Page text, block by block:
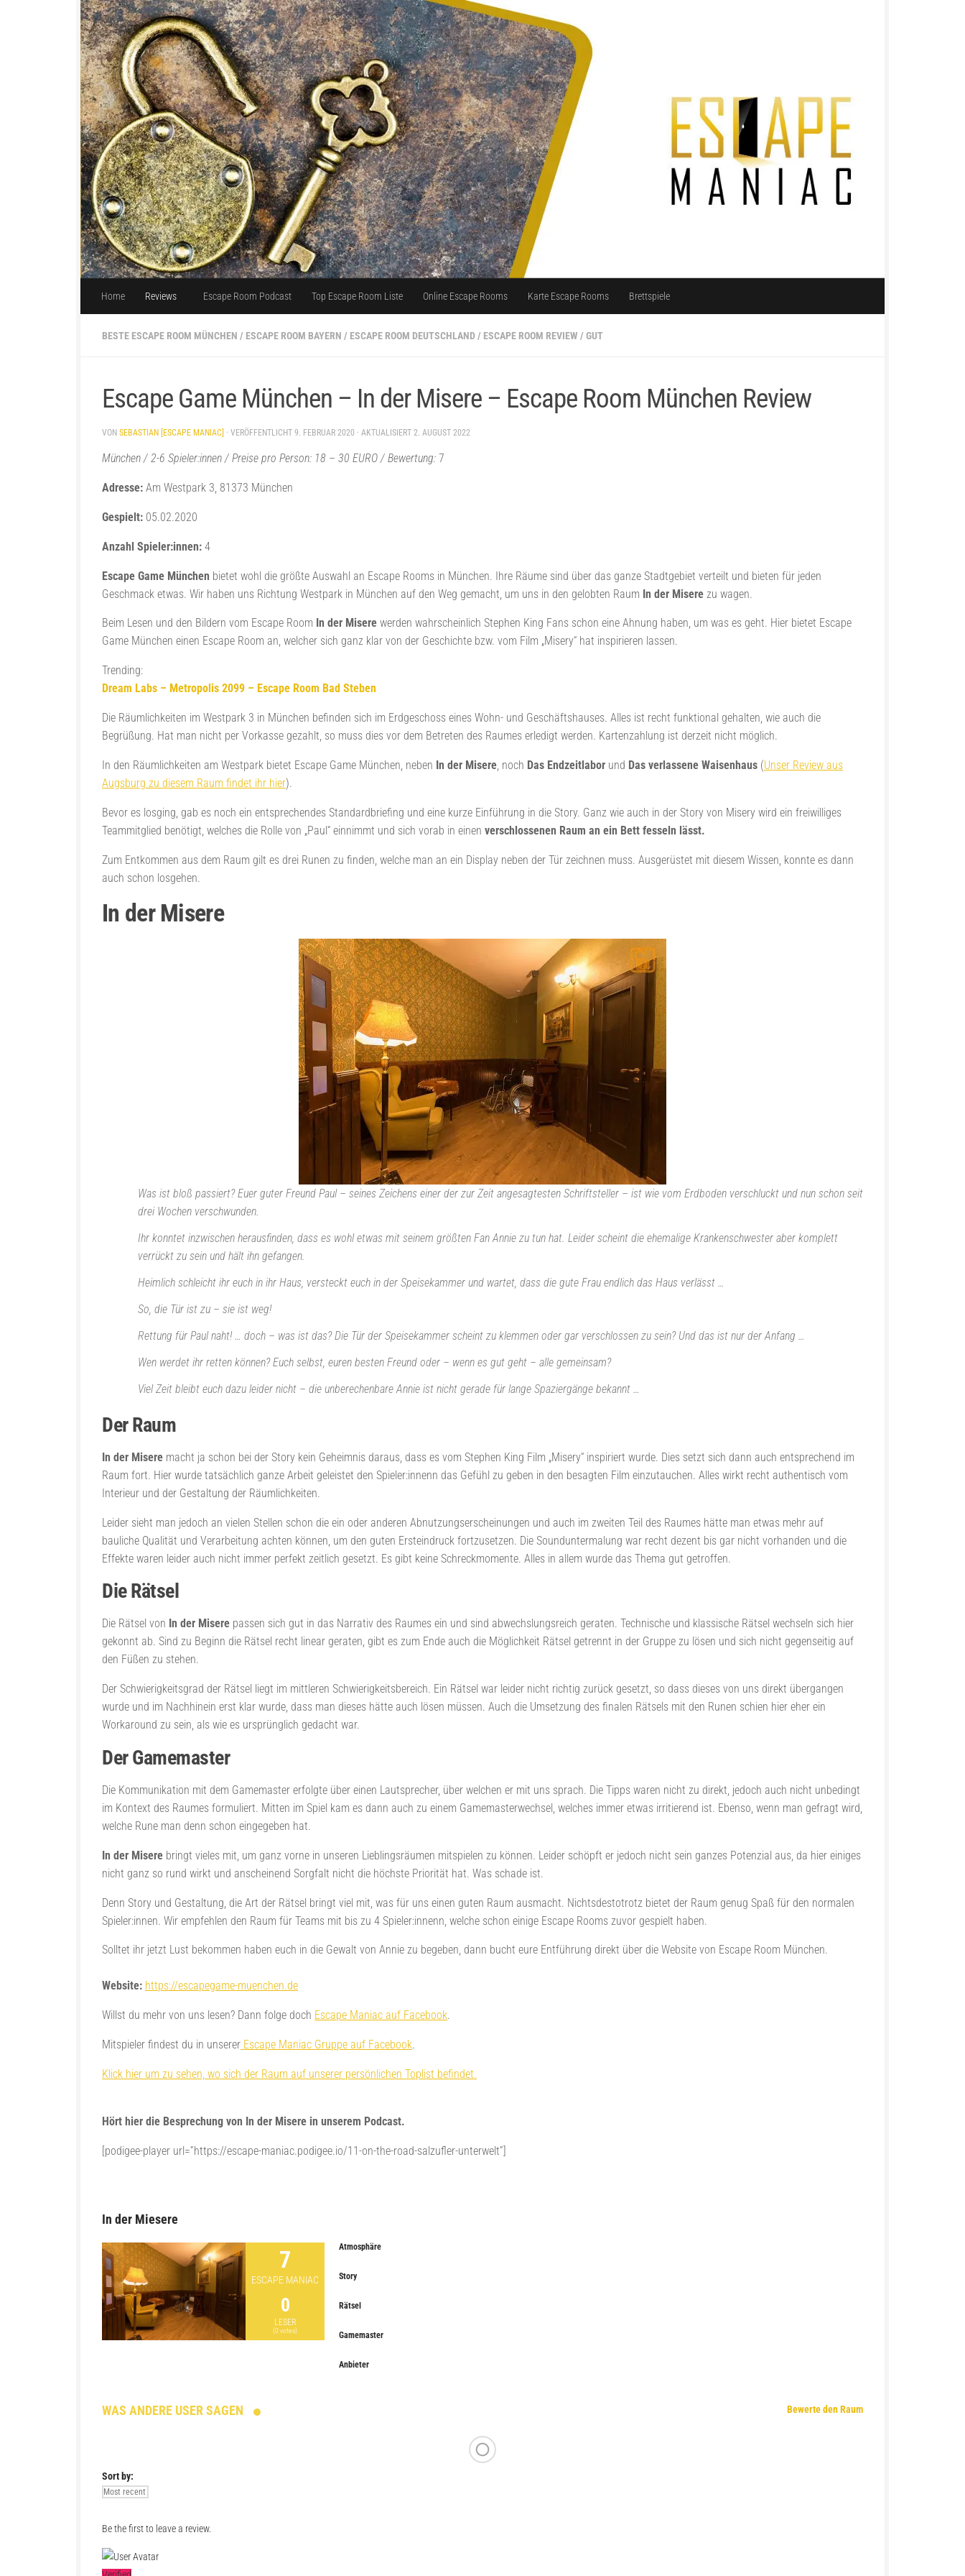
Unter dem Inhalt
Home Reviews Escape Room Podcast Top Escape Room Liste Online Escape Rooms Karte Escape Rooms Brettspiele
BESTE ESCAPE ROOM MÜNCHEN / ESCAPE ROOM BAYERN / ESCAPE ROOM DEUTSCHLAND / ESCAPE ROOM REVIEW / GUT
Escape Game München – In der Misere – Escape Room München Review
VON SEBASTIAN [ESCAPE MANIAC] · VERÖFFENTLICHT 9. FEBRUAR 2020 · AKTUALISIERT 2. AUGUST 2022
München / 2-6 Spieler:innen / Preise pro Person: 18 – 30 EURO / Bewertung: 7
Adresse: Am Westpark 3, 81373 München
Gespielt: 05.02.2020
Anzahl Spieler:innen: 4
Escape Game München bietet wohl die größte Auswahl an Escape Rooms in München. Ihre Räume sind über das ganze Stadtgebiet verteilt und bieten für jeden
Geschmack etwas. Wir haben uns Richtung Westpark in München auf den Weg gemacht, um uns in den gelobten Raum In der Misere zu wagen.
Beim Lesen und den Bildern vom Escape Room In der Misere werden wahrscheinlich Stephen King Fans schon eine Ahnung haben, um was es geht. Hier bietet Escape
Game München einen Escape Room an, welcher sich ganz klar von der Geschichte bzw. vom Film „Misery“ hat inspirieren lassen.
Trending:
Dream Labs – Metropolis 2099 – Escape Room Bad Steben
Die Räumlichkeiten im Westpark 3 in München befinden sich im Erdgeschoss eines Wohn- und Geschäftshauses. Alles ist recht funktional gehalten, wie auch die
Begrüßung. Hat man nicht per Vorkasse gezahlt, so muss dies vor dem Betreten des Raumes erledigt werden. Kartenzahlung ist derzeit nicht möglich.
In den Räumlichkeiten am Westpark bietet Escape Game München, neben In der Misere, noch Das Endzeitlabor und Das verlassene Waisenhaus (Unser Review aus
Augsburg zu diesem Raum findet ihr hier).
Bevor es losging, gab es noch ein entsprechendes Standardbriefing und eine kurze Einführung in die Story. Ganz wie auch in der Story von Misery wird ein freiwilliges
Teammitglied benötigt, welches die Rolle von „Paul“ einnimmt und sich vorab in einen verschlossenen Raum an ein Bett fesseln lässt.
Zum Entkommen aus dem Raum gilt es drei Runen zu finden, welche man an ein Display neben der Tür zeichnen muss. Ausgerüstet mit diesem Wissen, konnte es dann
auch schon losgehen.
In der Misere
Was ist bloß passiert? Euer guter Freund Paul – seines Zeichens einer der zur Zeit angesagtesten Schriftsteller – ist wie vom Erdboden verschluckt und nun schon seit
drei Wochen verschwunden.
Ihr konntet inzwischen herausfinden, dass es wohl etwas mit seinem größten Fan Annie zu tun hat. Leider scheint die ehemalige Krankenschwester aber komplett
verrückt zu sein und hält ihn gefangen.
Heimlich schleicht ihr euch in ihr Haus, versteckt euch in der Speisekammer und wartet, dass die gute Frau endlich das Haus verlässt …
So, die Tür ist zu – sie ist weg!
Rettung für Paul naht! … doch – was ist das? Die Tür der Speisekammer scheint zu klemmen oder gar verschlossen zu sein? Und das ist nur der Anfang …
Wen werdet ihr retten können? Euch selbst, euren besten Freund oder – wenn es gut geht – alle gemeinsam?
Viel Zeit bleibt euch dazu leider nicht – die unberechenbare Annie ist nicht gerade für lange Spaziergänge bekannt …
Der Raum
In der Misere macht ja schon bei der Story kein Geheimnis daraus, dass es vom Stephen King Film „Misery“ inspiriert wurde. Dies setzt sich dann auch entsprechend im
Raum fort. Hier wurde tatsächlich ganze Arbeit geleistet den Spieler:innenn das Gefühl zu geben in den besagten Film einzutauchen. Alles wirkt recht authentisch vom
Interieur und der Gestaltung der Räumlichkeiten.
Leider sieht man jedoch an vielen Stellen schon die ein oder anderen Abnutzungserscheinungen und auch im zweiten Teil des Raumes hätte man etwas mehr auf
bauliche Qualität und Verarbeitung achten können, um den guten Ersteindruck fortzusetzen. Die Sounduntermalung war recht dezent bis gar nicht vorhanden und die
Effekte waren leider auch nicht immer perfekt zeitlich gesetzt. Es gibt keine Schreckmomente. Alles in allem wurde das Thema gut getroffen.
Die Rätsel
Die Rätsel von In der Misere passen sich gut in das Narrativ des Raumes ein und sind abwechslungsreich geraten. Technische und klassische Rätsel wechseln sich hier
gekonnt ab. Sind zu Beginn die Rätsel recht linear geraten, gibt es zum Ende auch die Möglichkeit Rätsel getrennt in der Gruppe zu lösen und sich nicht gegenseitig auf
den Füßen zu stehen.
Der Schwierigkeitsgrad der Rätsel liegt im mittleren Schwierigkeitsbereich. Ein Rätsel war leider nicht richtig zurück gesetzt, so dass dieses von uns direkt übergangen
wurde und im Nachhinein erst klar wurde, dass man dieses hätte auch lösen müssen. Auch die Umsetzung des finalen Rätsels mit den Runen schien hier eher ein
Workaround zu sein, als wie es ursprünglich gedacht war.
Der Gamemaster
Die Kommunikation mit dem Gamemaster erfolgte über einen Lautsprecher, über welchen er mit uns sprach. Die Tipps waren nicht zu direkt, jedoch auch nicht unbedingt
im Kontext des Raumes formuliert. Mitten im Spiel kam es dann auch zu einem Gamemasterwechsel, welches immer etwas irritierend ist. Ebenso, wenn man gefragt wird,
welche Rune man denn schon eingegeben hat.
In der Misere bringt vieles mit, um ganz vorne in unseren Lieblingsräumen mitspielen zu können. Leider schöpft er jedoch nicht sein ganzes Potenzial aus, da hier einiges
nicht ganz so rund wirkt und anscheinend Sorgfalt nicht die höchste Priorität hat. Was schade ist.
Denn Story und Gestaltung, die Art der Rätsel bringt viel mit, was für uns einen guten Raum ausmacht. Nichtsdestotrotz bietet der Raum genug Spaß für den normalen
Spieler:innen. Wir empfehlen den Raum für Teams mit bis zu 4 Spieler:innenn, welche schon einige Escape Rooms zuvor gespielt haben.
Solltet ihr jetzt Lust bekommen haben euch in die Gewalt von Annie zu begeben, dann bucht eure Entführung direkt über die Website von Escape Room München.
Website: https://escapegame-muenchen.de
Willst du mehr von uns lesen? Dann folge doch Escape Maniac auf Facebook.
Mitspieler findest du in unserer Escape Maniac Gruppe auf Facebook.
Klick hier um zu sehen, wo sich der Raum auf unserer persönlichen Toplist befindet.
Hört hier die Besprechung von In der Misere in unserem Podcast.
[podigee-player url=”https://escape-maniac.podigee.io/11-on-the-road-salzufler-unterwelt”]
In der Miesere
7
ESCAPE MANIAC
0
LESER
(0votes)
Atmosphäre
Story
Rätsel
Gamemaster
Anbieter
WAS ANDERE USER SAGEN Bewerte den Raum
Sort by:
Be the first to leave a review.